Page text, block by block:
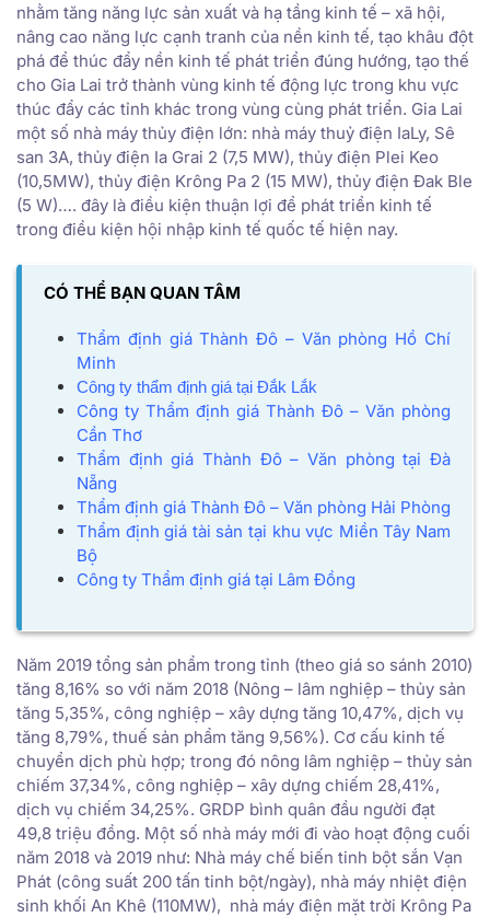
nhằm tăng năng lực sản xuất và hạ tầng kinh tế – xã hội,
nâng cao năng lực cạnh tranh của nền kinh tế, tạo khâu đột
phá để thúc đẩy nền kinh tế phát triển đúng hướng, tạo thế
cho Gia Lai trở thành vùng kinh tế động lực trong khu vực
thúc đẩy các tỉnh khác trong vùng cùng phát triển. Gia Lai
một số nhà máy thủy điện lớn: nhà máy thuỷ điện IaLy, Sê
san 3A, thủy điện Ia Grai 2 (7,5 MW), thủy điện Plei Keo
(10,5MW), thủy điện Krông Pa 2 (15 MW), thủy điện Đak Ble
(5 W)…. đây là điều kiện thuận lợi để phát triển kinh tế
trong điều kiện hội nhập kinh tế quốc tế hiện nay.
CÓ THỂ BẠN QUAN TÂM
Thẩm định giá Thành Đô – Văn phòng Hồ Chí
Minh
Công ty thẩm định giá tại Đắk Lắk
Công ty Thẩm định giá Thành Đô – Văn phòng
Cần Thơ
Thẩm định giá Thành Đô – Văn phòng tại Đà
Nẵng
Thẩm định giá Thành Đô – Văn phòng Hải Phòng
Thẩm định giá tài sản tại khu vực Miền Tây Nam
Bộ
Công ty Thẩm định giá tại Lâm Đồng
Năm 2019 tổng sản phẩm trong tỉnh (theo giá so sánh 2010)
tăng 8,16% so với năm 2018 (Nông – lâm nghiệp – thủy sản
tăng 5,35%, công nghiệp – xây dựng tăng 10,47%, dịch vụ
tăng 8,79%, thuế sản phẩm tăng 9,56%). Cơ cấu kinh tế
chuyển dịch phù hợp; trong đó nông lâm nghiệp – thủy sản
chiếm 37,34%, công nghiệp – xây dựng chiếm 28,41%,
dịch vụ chiếm 34,25%. GRDP bình quân đầu người đạt
49,8 triệu đồng. Một số nhà máy mới đi vào hoạt động cuối
năm 2018 và 2019 như: Nhà máy chế biến tinh bột sắn Vạn
Phát (công suất 200 tấn tinh bột/ngày), nhà máy nhiệt điện
sinh khối An Khê (110MW), nhà máy điện mặt trời Krông Pa